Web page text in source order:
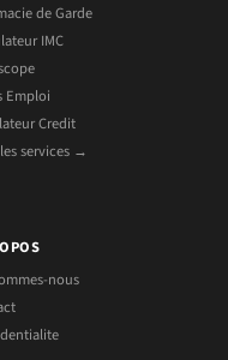
de Garde
IMC
Emploi
Credit
services →
nous